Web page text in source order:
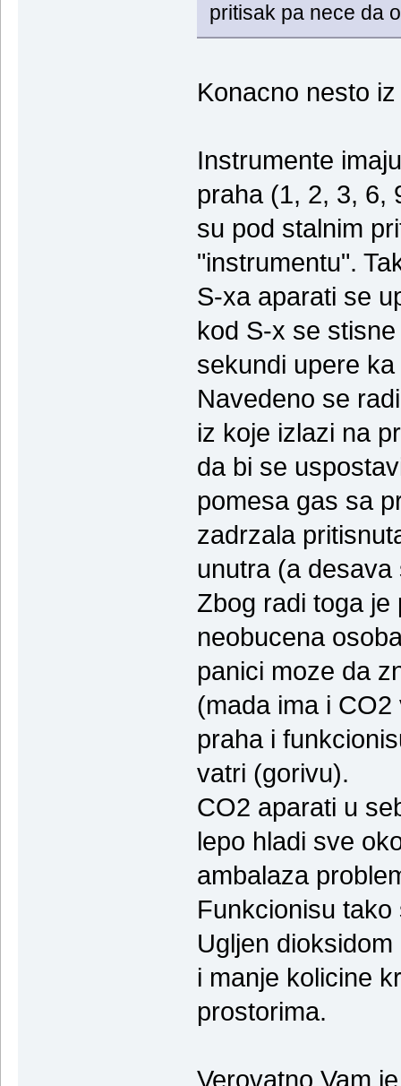
pritisak pa nece da
Konacno nesto
Instrumente
praha (1, 2, 3, 6,
su pod stalnim
"instrumentu".
S-xa aparati se
kod S-x se
sekundi upere
Navedeno se
iz koje izlazi na
da bi se
pomesa gas sa
zadrzala
unutra (a
Zbog radi toga je
neobucena
panici moze da
(mada ima i
praha i
vatri (gorivu).
CO2 aparati u
lepo hladi sve
ambalaza
Funkcionisu
Ugljen
i manje kolicine
prostorima.
Verovatno Vam